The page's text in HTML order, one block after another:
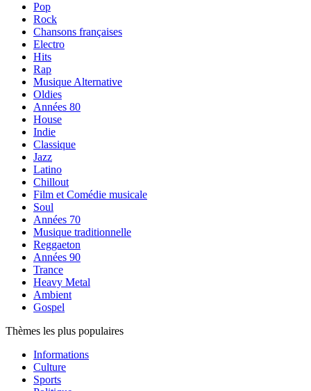
Pop
Rock
Chansons françaises
Electro
Hits
Rap
Musique Alternative
Oldies
Années 80
House
Indie
Classique
Jazz
Latino
Chillout
Film et Comédie musicale
Soul
Années 70
Musique traditionnelle
Reggaeton
Années 90
Trance
Heavy Metal
Ambient
Gospel
Thèmes les plus populaires
Informations
Culture
Sports